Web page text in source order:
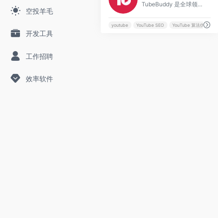
空投羊毛
开发工具
工作招聘
效率软件
TubeBuddy 是全球领先的 YouTube 创作者优化工具平台，提供 SEO、关键词研究、缩略图测试和自动化功能，帮助数百万用户提升视频排名、点击率和订阅增长，实现频道高效变现。
youtube YouTube SEO YouTube 算法优化